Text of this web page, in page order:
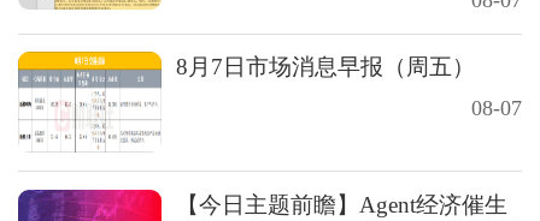
8月7日市场消息早报（周五）
08-07
【今日主题前瞻】Agent经济催生